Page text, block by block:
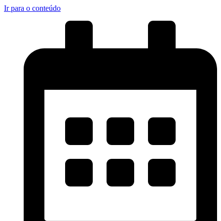
Ir para o conteúdo